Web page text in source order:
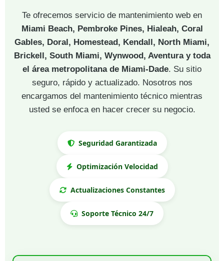
Te ofrecemos servicio de mantenimiento web en
Miami Beach, Pembroke Pines, Hialeah, Coral
Gables, Doral, Homestead, Kendall, North Miami,
Brickell, South Miami, Wynwood, Aventura y toda
el área metropolitana de Miami-Dade. Su sitio
seguro, rápido y actualizado. Nosotros nos
encargamos del mantenimiento técnico mientras
usted se enfoca en hacer crecer su negocio.
Seguridad Garantizada
Optimización Velocidad
Actualizaciones Constantes
Soporte Técnico 24/7